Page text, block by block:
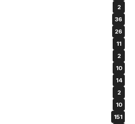
2
36
26
11
2
10
14
2
10
151